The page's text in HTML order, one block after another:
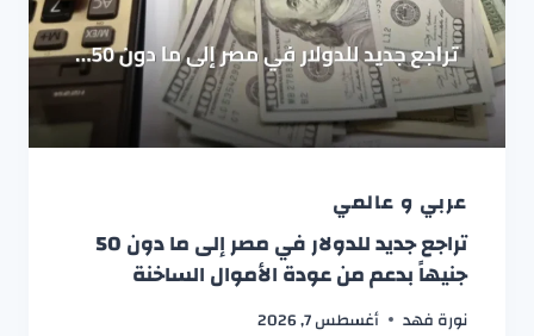
عربي و عالمي
تراجع جديد للدولار في مصر إلى ما دون 50
جنيهاً بدعم من عودة الأموال الساخنة
نورة فهد أغسطس 7, 2026